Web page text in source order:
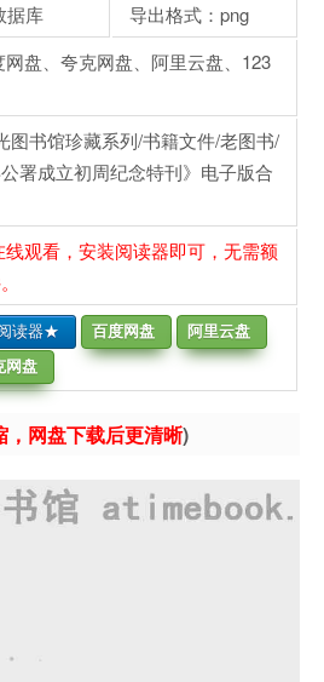
据库
导出格式：png
盘、夸克网盘、阿里云盘、123
图书馆珍藏系列/书籍文件/老图书/
公署成立初周纪念特刊》电子版合
观看，安装阅读器即可，无需额
读器★ 百度网盘
阿里云盘
网盘
，网盘下载后更清晰)